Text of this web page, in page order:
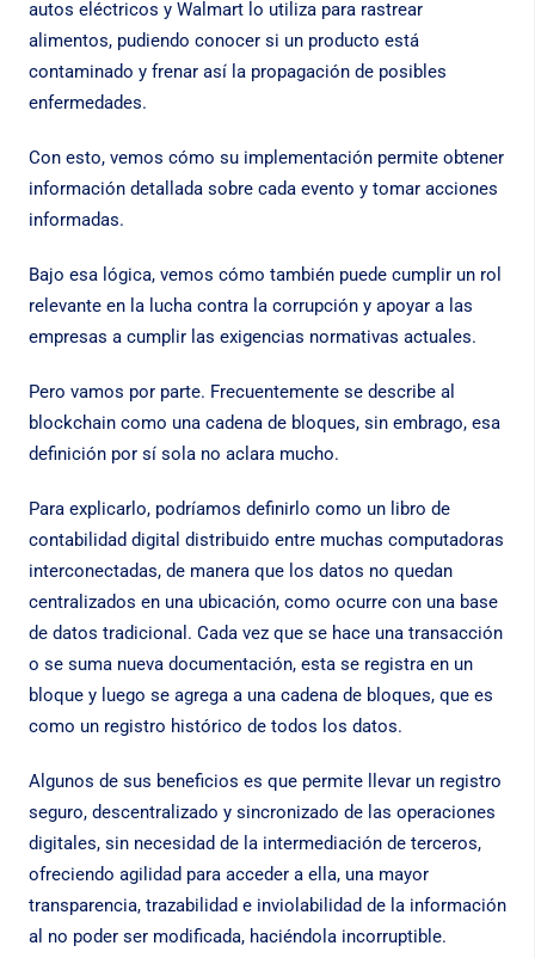
autos eléctricos y Walmart lo utiliza para rastrear
alimentos, pudiendo conocer si un producto está
contaminado y frenar así la propagación de posibles
enfermedades.
Con esto, vemos cómo su implementación permite obtener
información detallada sobre cada evento y tomar acciones
informadas.
Bajo esa lógica, vemos cómo también puede cumplir un rol
relevante en la lucha contra la corrupción y apoyar a las
empresas a cumplir las exigencias normativas actuales.
Pero vamos por parte. Frecuentemente se describe al
blockchain como una cadena de bloques, sin embrago, esa
definición por sí sola no aclara mucho.
Para explicarlo, podríamos definirlo como un libro de
contabilidad digital distribuido entre muchas computadoras
interconectadas, de manera que los datos no quedan
centralizados en una ubicación, como ocurre con una base
de datos tradicional. Cada vez que se hace una transacción
o se suma nueva documentación, esta se registra en un
bloque y luego se agrega a una cadena de bloques, que es
como un registro histórico de todos los datos.
Algunos de sus beneficios es que permite llevar un registro
seguro, descentralizado y sincronizado de las operaciones
digitales, sin necesidad de la intermediación de terceros,
ofreciendo agilidad para acceder a ella, una mayor
transparencia, trazabilidad e inviolabilidad de la información
al no poder ser modificada, haciéndola incorruptible.